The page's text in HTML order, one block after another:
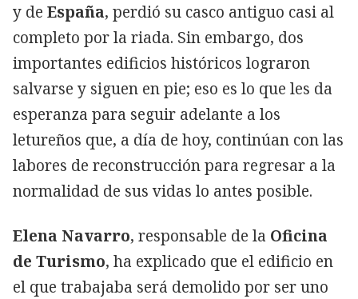
y de España, perdió su casco antiguo casi al
completo por la riada. Sin embargo, dos
importantes edificios históricos lograron
salvarse y siguen en pie; eso es lo que les da
esperanza para seguir adelante a los
letureños que, a día de hoy, continúan con las
labores de reconstrucción para regresar a la
normalidad de sus vidas lo antes posible.
Elena Navarro, responsable de la Oficina
de Turismo, ha explicado que el edificio en
el que trabajaba será demolido por ser uno